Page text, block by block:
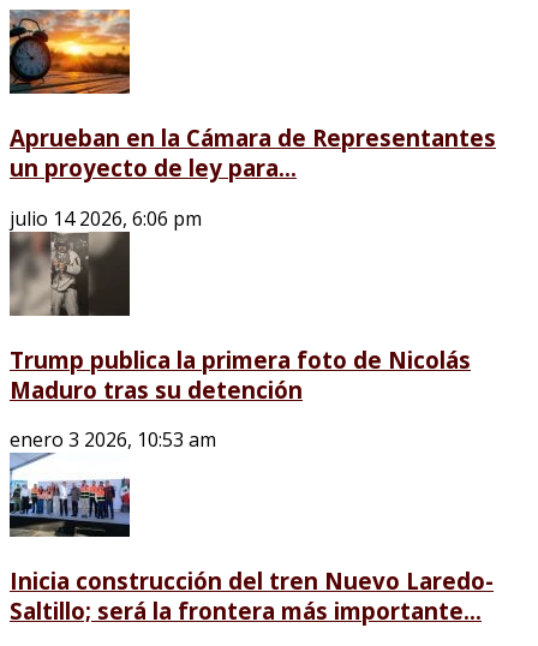
Aprueban en la Cámara de Representantes
un proyecto de ley para...
julio 14 2026, 6:06 pm
Trump publica la primera foto de Nicolás
Maduro tras su detención
enero 3 2026, 10:53 am
Inicia construcción del tren Nuevo Laredo-
Saltillo; será la frontera más importante...